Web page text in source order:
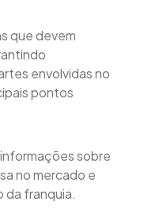
que devem
envolvidas no
pontos
sobre
no mercado e
da franquia.